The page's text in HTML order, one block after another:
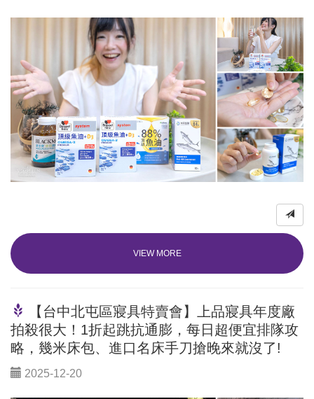
VIEW MORE
【台中北屯區寢具特賣會】上品寢具年度廠
拍殺很大！1折起跳抗通膨，每日超便宜排隊攻
略，幾米床包、進口名床手刀搶晚來就沒了!
2025-12-20